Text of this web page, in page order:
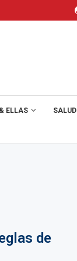
ELLAS SALUD
de